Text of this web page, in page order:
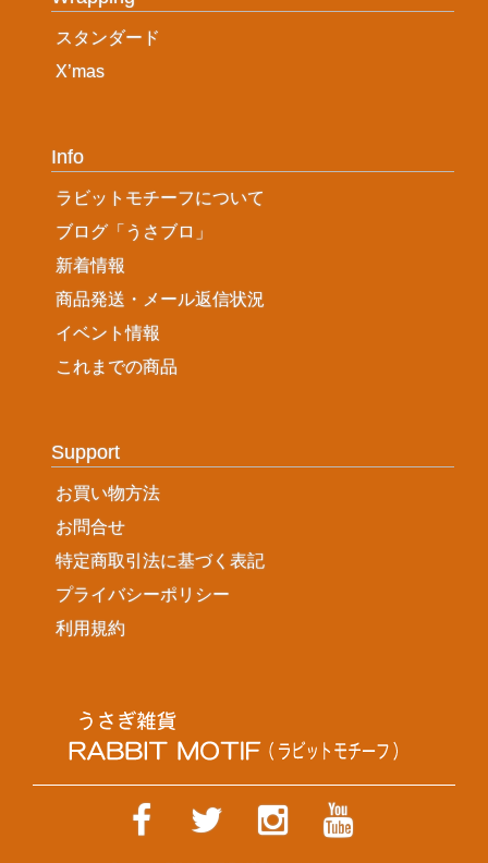
スタンダード
X’mas
Info
ラビットモチーフについて
ブログ「うさブロ」
新着情報
商品発送・メール返信状況
イベント情報
これまでの商品
Support
お買い物方法
お問合せ
特定商取引法に基づく表記
プライバシーポリシー
利用規約